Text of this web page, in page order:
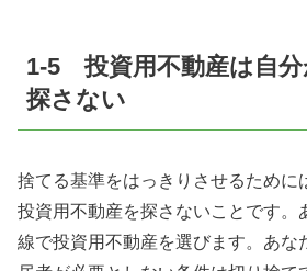
1-5 投資用不動産は自分
探さない
捨てる基準をはっきりさせるために
投資用不動産を探さないことです。
線で投資用不動産を選びます。あな